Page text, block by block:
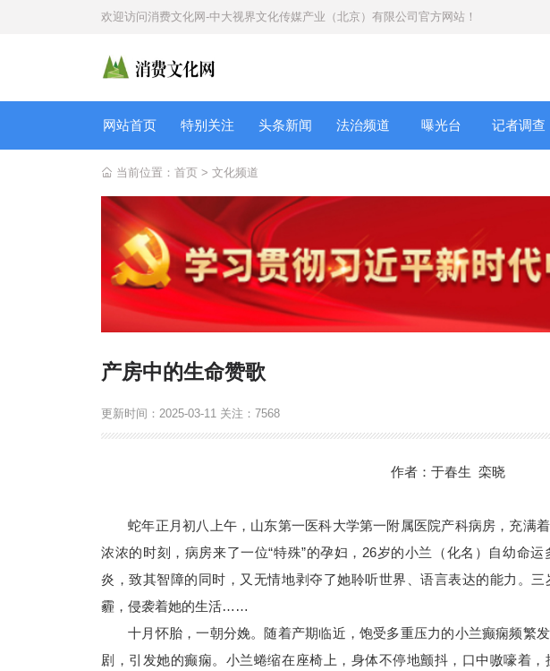
欢迎访问消费文化网-中大视界文化传媒产业（北京）有限公司官方网站！
网站首页 特别关注 头条新闻 法治频道 曝光台 记者调查
当前位置： 首页 > 文化频道
产房中的生命赞歌
更新时间：2025-03-11 关注：7568
作者：于春生 栾晓
蛇年正月初八上午，山东第一医科大学第一附属医院产科病房，充满
浓浓的时刻，病房来了一位“特殊”的孕妇，26岁的小兰（化名）自幼命
炎，致其智障的同时，又无情地剥夺了她聆听世界、语言表达的能力。三
霾，侵袭着她的生活……
十月怀胎，一朝分娩。随着产期临近，饱受多重压力的小兰癫痫频繁
剧，引发她的癫痫。小兰蜷缩在座椅上，身体不停地颤抖，口中嗷嚎着